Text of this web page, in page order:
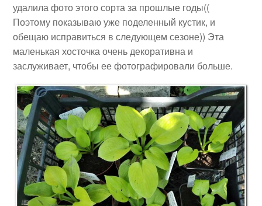
удалила фото этого сорта за прошлые годы((
Поэтому показываю уже поделенный кустик, и
обещаю исправиться в следующем сезоне)) Эта
маленькая хосточка очень декоративна и
заслуживает, чтобы ее фотографировали больше.